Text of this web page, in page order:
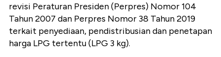
revisi Peraturan Presiden (Perpres) Nomor 104
Tahun 2007 dan Perpres Nomor 38 Tahun 2019
terkait penyediaan, pendistribusian dan penetapan
harga LPG tertentu (LPG 3 kg).